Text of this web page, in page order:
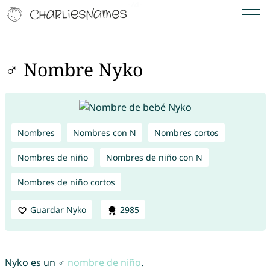
♂ Nombre Nyko
Nombres Nombres con N Nombres cortos
Nombres de niño Nombres de niño con N
Nombres de niño cortos
Guardar Nyko 2985
Nyko es un ♂ nombre de niño.